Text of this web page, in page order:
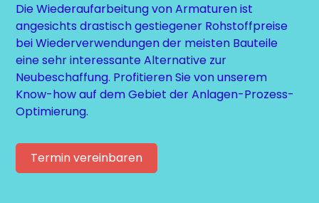
Die Wiederaufarbeitung von Armaturen ist
angesichts drastisch gestiegener Rohstoffpreise
bei Wiederverwendungen der meisten Bauteile
eine sehr interessante Alternative zur
Neubeschaffung. Profitieren Sie von unserem
Know-how auf dem Gebiet der Anlagen-Prozess-
Optimierung.
Termin vereinbaren